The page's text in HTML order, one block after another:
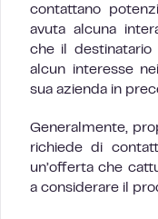
contattano
avuta alcuna
che il destinatario
alcun interesse
sua azienda in
Generalmente,
richiede di
un’offerta che
a considerare il